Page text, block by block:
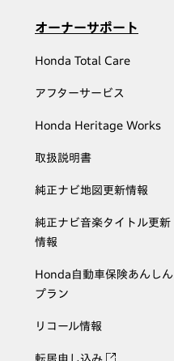
オーナーサポート
Honda Total Care
アフターサービス
Honda Heritage Works
取扱説明書
純正ナビ地図更新情報
純正ナビ音楽タイトル更新
情報
Honda自動車保険あんしん
プラン
リコール情報
転居申し込み